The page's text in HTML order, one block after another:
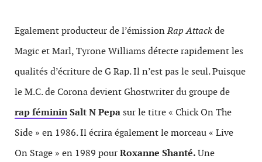
Egalement producteur de l’émissionRap Attackde
Magic et Marl, Tyrone Williams détecte rapidement les
qualités d’écriture de G Rap. Il n’est pas le seul. Puisque
le M.C. de Corona devient Ghostwriter du groupe de
rap fémininSalt N Pepa sur le titre « Chick On The
Side » en 1986. Il écrira également le morceau « Live
On Stage » en 1989 pourRoxanne Shanté.Une